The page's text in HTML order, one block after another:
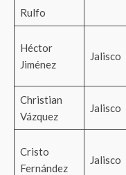
Rulfo
Héctor
Jiménez
Jalisco
Christian
Vázquez
Jalisco
Cristo
Fernández
Jalisco